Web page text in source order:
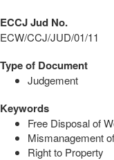
ECCJ Jud No.
ECW/CCJ/JUD/01/11
Type of Document
Judgement
Keywords
Free Disposal of
Mismanagement
Right to Property